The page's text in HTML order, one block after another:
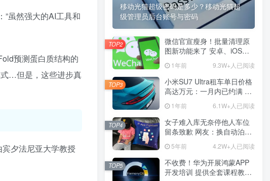
虽然强大的AI工具和
预测蛋白质结构的
…但是，这些进步真
夕法尼亚大学教授
移动光猫超级密码是多少？移动光猫超
级管理员后台账号与密码
微信官宣瘦身！批量清理原
图新功能来了 安卓、iOS均
1年前 9.3W+人已阅读
TOP2
小米SU7 Ultra租车单日价格
高达万元：一月内已约满 预
1年前 6.1W+人已阅读
TOP3
女子难入库无奈停他人车位
留条致歉 网友：换自动泊车
5年前 4.2W+人已阅读
TOP4
不收费！华为开展鸿蒙APP
开发培训 提供全套课程教学
TOP5
移动光猫超级密码是多少？移动光猫超
级管理员后台账号与密码
微信官宣瘦身！批量清理原
图新功能来了 安卓、iOS均
1年前 9.3W+人已阅读
TOP2
小米SU7 Ultra租车单日价格
高达万元：一月内已约满 预
1年前 6.1W+人已阅读
TOP3
女子难入库无奈停他人车位
留条致歉 网友：换自动泊车
5年前 4.2W+人已阅读
TOP4
不收费！华为开展鸿蒙APP
开发培训 提供全套课程教学
TOP5